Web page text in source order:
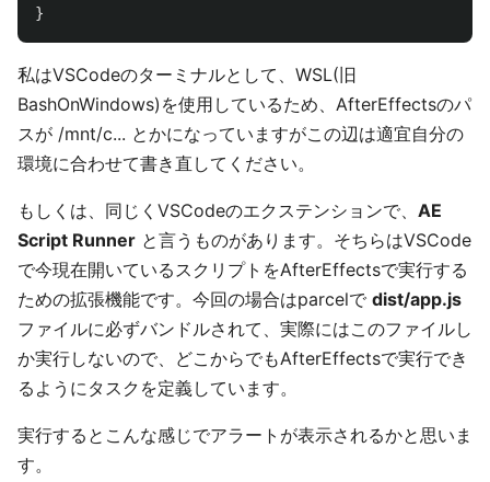
}
私はVSCodeのターミナルとして、WSL(旧
BashOnWindows)を使用しているため、AfterEffectsのパ
スが /mnt/c... とかになっていますがこの辺は適宜自分の
環境に合わせて書き直してください。
もしくは、同じくVSCodeのエクステンションで、 AE
Script Runner と言うものがあります。そちらはVSCode
で今現在開いているスクリプトをAfterEffectsで実行する
ための拡張機能です。今回の場合はparcelで dist/app.js
ファイルに必ずバンドルされて、実際にはこのファイルし
か実行しないので、どこからでもAfterEffectsで実行でき
るようにタスクを定義しています。
実行するとこんな感じでアラートが表示されるかと思いま
す。